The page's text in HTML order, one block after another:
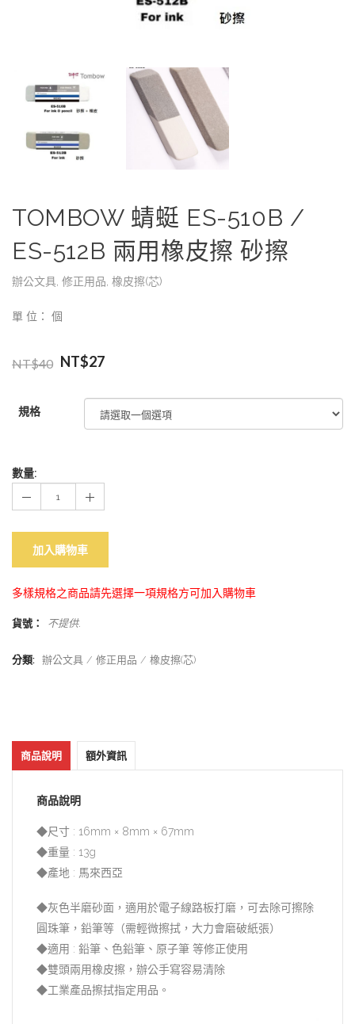
TOMBOW 蜻蜓 ES-510B /
ES-512B 兩用橡皮擦 砂擦
辦公文具, 修正用品, 橡皮擦(芯)
單 位： 個
NT$40 NT$27
規格
數量:
加入購物車
多樣規格之商品請先選擇一項規格方可加入購物車
貨號： 不提供.
分類: 辦公文具 修正用品 橡皮擦(芯)
商品說明 額外資訊
商品說明
◆尺寸 : 16mm × 8mm × 67mm
◆重量 : 13g
◆產地 : 馬來西亞
◆灰色半磨砂面，適用於電子線路板打磨，可去除可擦除
圓珠筆，鉛筆等（需輕微擦拭，大力會磨破紙張）
◆適用 : 鉛筆、色鉛筆、原子筆 等修正使用
◆雙頭兩用橡皮擦，辦公手寫容易清除
◆工業產品擦拭指定用品。